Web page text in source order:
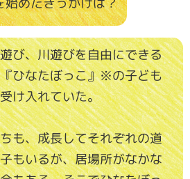
び、川遊びを自由にできる
ひなたぼっこ』※の子ども
け入れていた。
も、成長してそれぞれの道
もいるが、居場所がなかな